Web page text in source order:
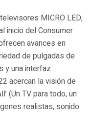
MICRO LED,
inicio del Consumer
avances en
de pulgadas de
y una interfaz
acercan la visión de
(Un TV para todo, un
realistas, sonido